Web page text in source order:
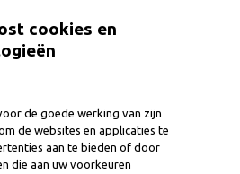
duurzamer maken
cookies en
de goede werking van zijn
de websites en applicaties te
aan te bieden of door
die aan uw voorkeuren